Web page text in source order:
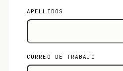
APELLIDOS
CORREO DE TRABAJO